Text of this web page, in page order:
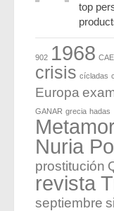
top
902 1968
crisis cícladas
Europa
GANAR grecia hadas
Nuria
prostitución
revista
septiembre